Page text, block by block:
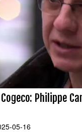
Philippe
05-16